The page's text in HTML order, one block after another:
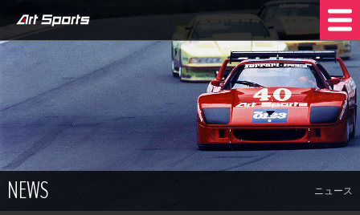
NEWS
STOCK CARS
SHOP INFO
COMPANY
NEWS ニュース